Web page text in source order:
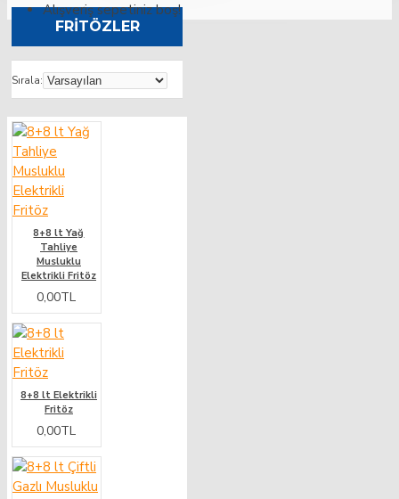
Alışveriş sepetiniz boş!
FRITÖZLER
Sırala:
8+8 lt Yağ
Tahliye
Musluklu
Elektrikli Fritöz
0,00TL
8+8 lt Elektrikli
Fritöz
0,00TL